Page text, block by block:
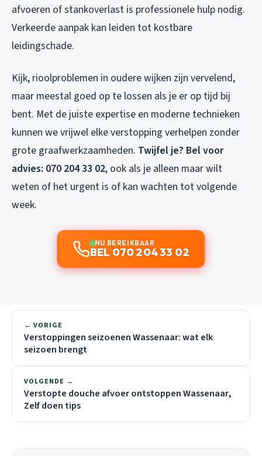
afvoeren of stankoverlast is professionele hulp nodig.
Verkeerde aanpak kan leiden tot kostbare
leidingschade.
Kijk, rioolproblemen in oudere wijken zijn vervelend,
maar meestal goed op te lossen als je er op tijd bij
bent. Met de juiste expertise en moderne technieken
kunnen we vrijwel elke verstopping verhelpen zonder
grote graafwerkzaamheden. Twijfel je? Bel voor
advies: 070 204 33 02, ook als je alleen maar wilt
weten of het urgent is of kan wachten tot volgende
week.
NU BEREIKBAAR
BEL 070 204 33 02
← VORIGE
Verstoppingen seizoenen Wassenaar: wat elk
seizoen brengt
VOLGENDE →
Verstopte douche afvoer ontstoppen Wassenaar,
Zelf doen tips